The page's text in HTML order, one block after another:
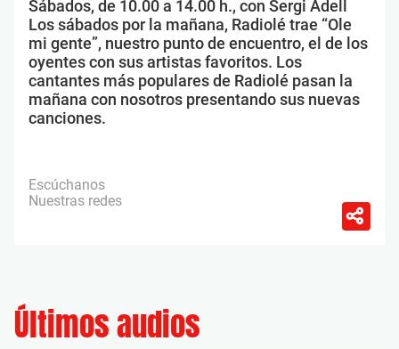
Sábados, de 10.00 a 14.00 h., con Sergi Adell
Los sábados por la mañana, Radiolé trae “Ole
mi gente”, nuestro punto de encuentro, el de los
oyentes con sus artistas favoritos. Los
cantantes más populares de Radiolé pasan la
mañana con nosotros presentando sus nuevas
canciones.
Escúchanos
Nuestras redes
Últimos audios